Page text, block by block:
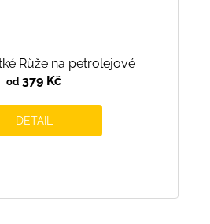
Růže na petrolejové
od 379 Kč
DETAIL